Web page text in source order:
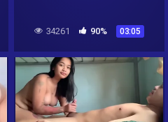
34261 90% 03:05